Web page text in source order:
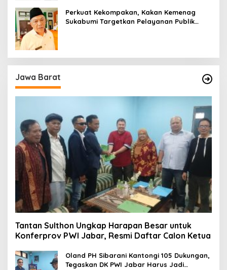
Perkuat Kekompakan, Kakan Kemenag
Sukabumi Targetkan Pelayanan Publik
Jawa Barat
Tantan Sulthon Ungkap Harapan Besar untuk
Konferprov PWI Jabar, Resmi Daftar Calon Ketua
Oland PH Sibarani Kantongi 105 Dukungan,
Tegaskan DK PWI Jabar Harus Jadi